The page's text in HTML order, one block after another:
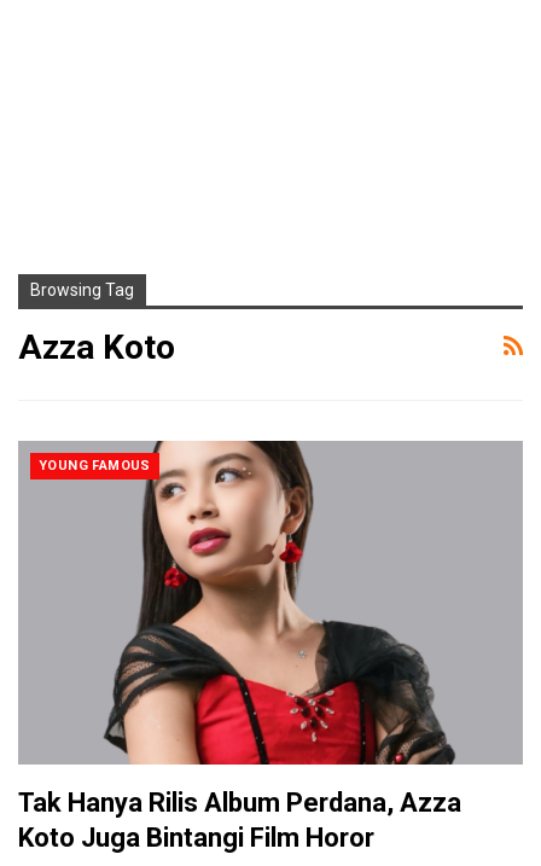
Browsing Tag
Azza Koto
YOUNG FAMOUS
Tak Hanya Rilis Album Perdana, Azza
Koto Juga Bintangi Film Horor